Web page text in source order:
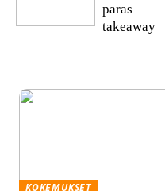
paras
takeaway
KOKEMUKSET